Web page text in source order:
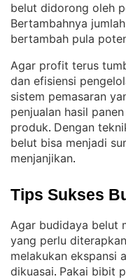
belut didorong oleh
Bertambahnya
bertambah pula
Agar profit terus
dan efisiensi
sistem pemasaran
penjualan hasil
produk. Dengan
belut bisa menjadi
menjanjikan.
Tips Sukses
Agar budidaya belut
yang perlu diterapkan
melakukan ekspansi
dikuasai. Pakai bibit